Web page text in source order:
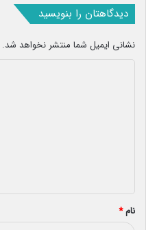
دیدگاهتان را بنویسید
نشانی ایمیل شما منتشر نخواهد شد.
*
نام*